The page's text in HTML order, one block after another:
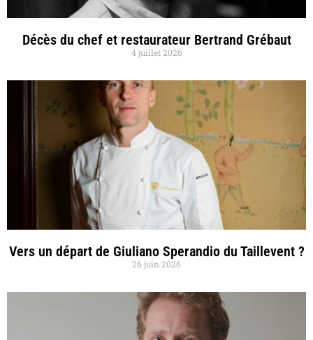
Décès du chef et restaurateur Bertrand Grébaut
4 juillet 2026
Vers un départ de Giuliano Sperandio du Taillevent ?
26 juin 2026